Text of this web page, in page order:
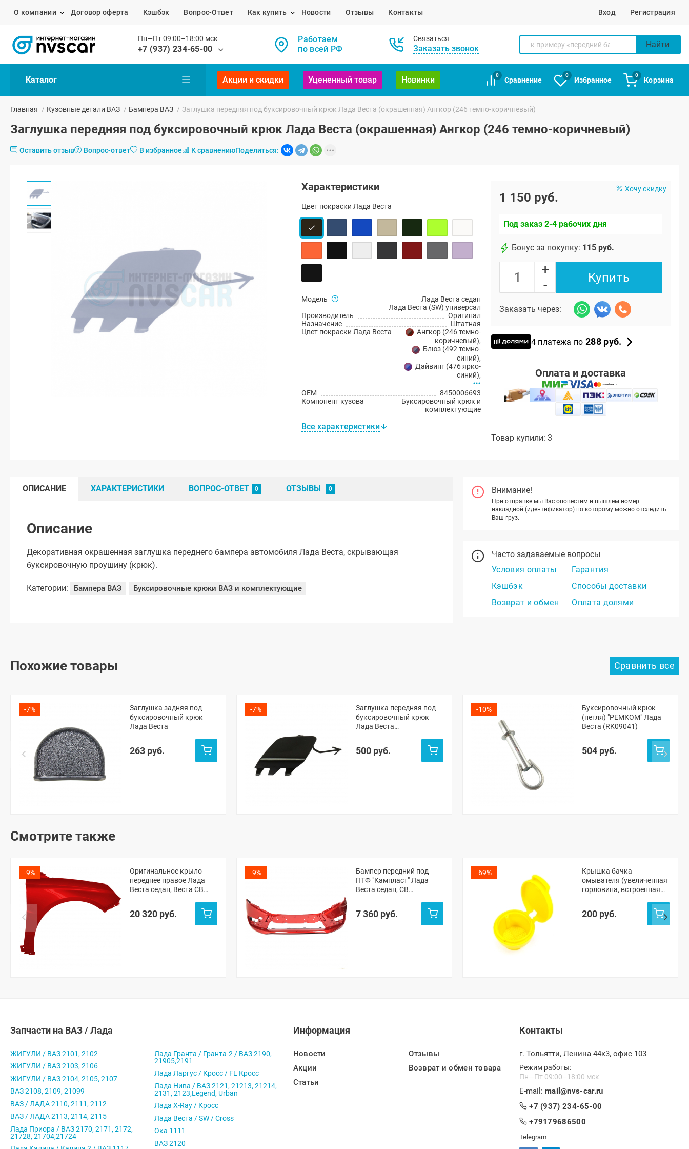
О компании Договор оферта Кэшбэк Вопрос-Ответ Как купить Новости Отзывы Контакты Вход Регистрация
Пн—Пт 09:00–18:00 мск
+7 (937) 234-65-00
Работаем
по всей РФ
Связаться
Заказать звонок Найти
Каталог Акции и скидки Уцененный товар Новинки
0
Сравнение
0
Избранное
0
Корзина
Главная / Кузовные детали ВАЗ / Бампера ВАЗ / Заглушка передняя под буксировочный крюк Лада Веста (окрашенная) Ангкор (246 темно-коричневый)
Заглушка передняя под буксировочный крюк Лада Веста (окрашенная) Ангкор (246 темно-коричневый)
Оставить отзыв Вопрос-ответ В избранное К сравнениюПоделиться:
Характеристики
Цвет покраски Лада Веста
Модель
Лада Веста седан
Лада Веста (SW) универсал
Производитель
Оригинал
Назначение
Штатная
Цвет покраски Лада Веста
Ангкор (246 темно-
коричневый),
Блюз (492 темно-
синий),
Дайвинг (476 ярко-
синий),
OEM
8450006693
Компонент кузова
Буксировочный крюк и
комплектующие
Все характеристики
Хочу скидку
1 150 руб.
Под заказ 2-4 рабочих дня
Бонус за покупку: 115 руб.
+
-
Купить
Заказать через:
4 платежа по 288 руб.
Оплата и доставка
Товар купили: 3
Внимание!
При отправке мы Вас оповестим и вышлем номер
накладной (идентификатор) по которому можно отследить
Ваш груз.
Часто задаваемые вопросы
Условия оплаты
Гарантия
Кэшбэк
Способы доставки
Возврат и обмен
Оплата долями
ОПИСАНИЕ ХАРАКТЕРИСТИКИ ВОПРОС-ОТВЕТ ОТЗЫВЫ
Описание
Декоративная окрашенная заглушка переднего бампера автомобиля Лада Веста, скрывающая
буксировочную проушину (крюк).
Категории: Бампера ВАЗ Буксировочные крюки ВАЗ и комплектующие
Похожие товары
-7%
Заглушка задняя под
буксировочный крюк
Лада Веста
263 руб.
-7%
Заглушка передняя под
буксировочный крюк
Лада Веста
500 руб.
-10%
Буксировочный крюк
(петля) "РЕМКОМ" Лада
Веста (RK09041)
504 руб.
Смотрите также
-9%
Оригинальное крыло
переднее правое Лада
Веста седан, Веста СВ
20 320 руб.
-9%
Бампер передний под
ПТФ "Кампласт" Лада
Веста седан, СВ
7 360 руб.
-69%
Крышка бачка
омывателя (увеличенная
горловина, встроенная
200 руб.
Запчасти на ВАЗ / Лада
ЖИГУЛИ / ВАЗ 2101, 2102
ЖИГУЛИ / ВАЗ 2103, 2106
ЖИГУЛИ / ВАЗ 2104, 2105, 2107
ВАЗ 2108, 2109, 21099
ВАЗ / ЛАДА 2110, 2111, 2112
ВАЗ / ЛАДА 2113, 2114, 2115
Лада Приора / ВАЗ 2170, 2171, 2172,
21728, 21704,21724
Лада Гранта / Гранта-2 / ВАЗ 2190,
21905,2191
Лада Ларгус / Кросс / FL Кросс
Лада Нива / ВАЗ 2121, 21213, 21214,
2131, 2123,Legend, Urban
Лада X-Ray / Кросс
Лада Веста / SW / Cross
Ока 1111
ВАЗ 2120
Информация
Новости
Акции
Статьи
Отзывы
Возврат и обмен товара
Контакты
г. Тольятти, Ленина 44к3, офис 103
Режим работы:
Пн—Пт 09:00–18:00 мск
E-mail: mail@nvs-car.ru
+7 (937) 234-65-00
+79179686500
Telegram